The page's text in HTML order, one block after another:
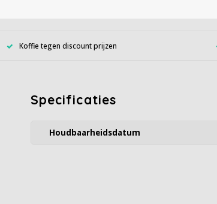
Koffie tegen discount prijzen
Specificaties
Houdbaarheidsdatum